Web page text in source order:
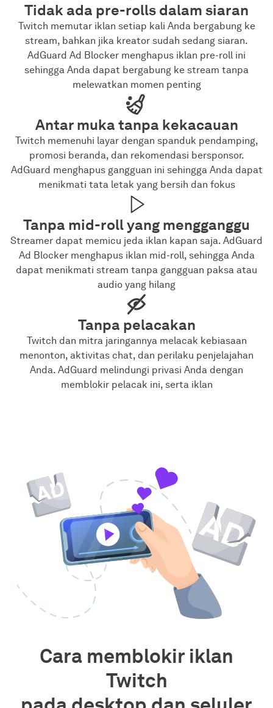
Tidak ada pre-rolls dalam siaran
Twitch memutar iklan setiap kali Anda bergabung ke
stream, bahkan jika kreator sudah sedang siaran.
AdGuard Ad Blocker menghapus iklan pre-roll ini
sehingga Anda dapat bergabung ke stream tanpa
melewatkan momen penting
Antar muka tanpa kekacauan
Twitch memenuhi layar dengan spanduk pendamping,
promosi beranda, dan rekomendasi bersponsor.
AdGuard menghapus gangguan ini sehingga Anda dapat
menikmati tata letak yang bersih dan fokus
Tanpa mid-roll yang mengganggu
Streamer dapat memicu jeda iklan kapan saja. AdGuard
Ad Blocker menghapus iklan mid-roll, sehingga Anda
dapat menikmati stream tanpa gangguan paksa atau
audio yang hilang
Tanpa pelacakan
Twitch dan mitra jaringannya melacak kebiasaan
menonton, aktivitas chat, dan perilaku penjelajahan
Anda. AdGuard melindungi privasi Anda dengan
memblokir pelacak ini, serta iklan
Cara memblokir iklan
Twitch